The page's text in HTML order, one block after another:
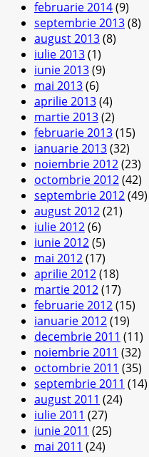
februarie 2014(9)
septembrie 2013(8)
august 2013(8)
iulie 2013(1)
iunie 2013(9)
mai 2013(6)
aprilie 2013(4)
martie 2013(2)
februarie 2013(15)
ianuarie 2013(32)
noiembrie 2012(23)
octombrie 2012(42)
septembrie 2012(49)
august 2012(21)
iulie 2012(6)
iunie 2012(5)
mai 2012(17)
aprilie 2012(18)
martie 2012(17)
februarie 2012(15)
ianuarie 2012(19)
decembrie 2011 (11)
noiembrie 2011 (32)
octombrie 2011 (35)
septembrie 2011 (14)
august 2011 (24)
iulie 2011 (27)
iunie 2011 (25)
mai 2011 (24)